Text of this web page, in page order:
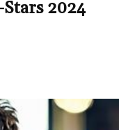
2024